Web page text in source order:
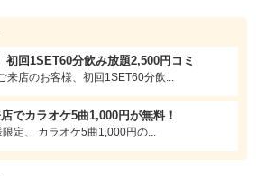
たちが、長袖ドレスで可愛くお迎え。私服とは
えます！月1で開催されるコスプレイベントもお
なんて、楽しくてついついお酒も進んじゃうは
まれているものだからと侮らないで、ビールをは
インナップを取り揃えてます！これだけたくさ
時間帯でも1セット60分3,500円と破格のお値
ズナブルにご案内！
初回1SET60分飲み放題2,500円コミ
来店のお客様、初回1SET60分飲...
でカラオケ5曲1,000円が無料！
定、 カラオケ5曲1,000円の...